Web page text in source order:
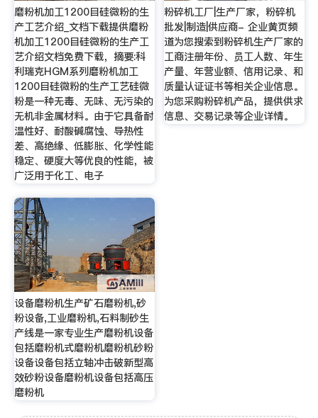
磨粉机加工1200目硅微粉的生
产工艺介绍_文档下载提供磨粉
机加工1200目硅微粉的生产工
艺介绍文档免费下载，摘要:科
利瑞克HGM系列磨粉机加工
1200目硅微粉的生产工艺硅微
粉是一种无毒、无味、无污染的
无机非金属材料。由于它具备耐
温性好、耐酸碱腐蚀、导热性
差、高绝缘、低膨胀、化学性能
稳定、硬度大等优良的性能，被
广泛用于化工、电子
粉碎机工厂|生产厂家，粉碎机
批发|制造|供应商- 企业黄页频
道为您搜索到粉碎机生产厂家的
工商注册年份、员工人数、年生
产量、年营业额、信用记录、和
质量认证证书等相关企业信息。
为您采购粉碎机产品，提供供求
信息、交易记录等企业详情。
设备磨粉机生产矿石磨粉机,砂
粉设备,工业磨粉机,石料制砂生
产线是一家专业生产磨粉机设备
包括磨粉机式磨粉机磨粉机砂粉
设备设备包括立轴冲击破新型高
效砂粉设备磨粉机设备包括高压
磨粉机